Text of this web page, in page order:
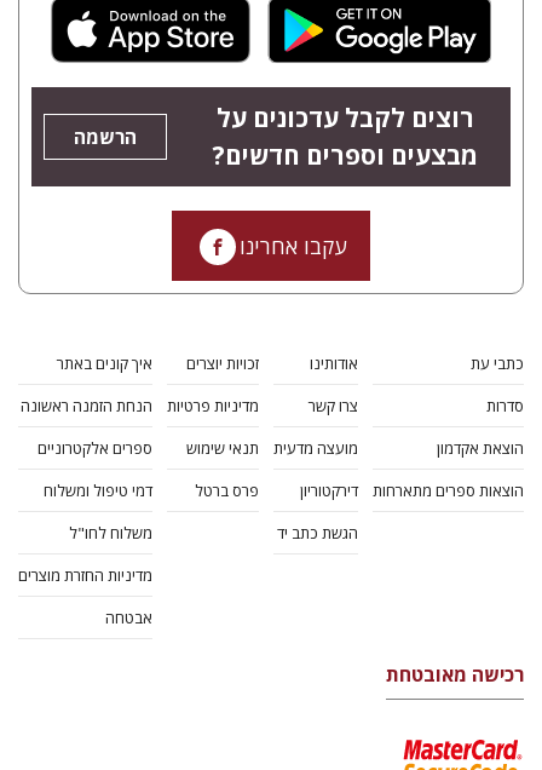
רוצים לקבל עדכונים על
מבצעים וספרים חדשים?
הרשמה
עקבו אחרינו
כתבי עת
סדרות
הוצאת אקדמון
הוצאות ספרים מתארחות
אודותינו
צרו קשר
מועצה מדעית
דירקטוריון
הגשת כתב יד
זכויות יוצרים
מדיניות פרטיות
תנאי שימוש
פרס ברטל
איך קונים באתר
הנחת הזמנה ראשונה
ספרים אלקטרוניים
דמי טיפול ומשלוח
משלוח לחו"ל
מדיניות החזרת מוצרים
אבטחה
רכישה מאובטחת